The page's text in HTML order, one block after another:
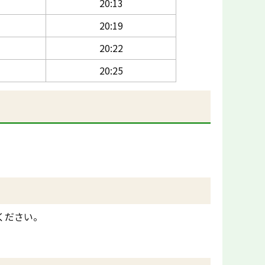
20:13
20:19
20:22
20:25
さい。